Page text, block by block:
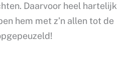
Daarvoor heel hartelijk
hem met z’n allen tot de